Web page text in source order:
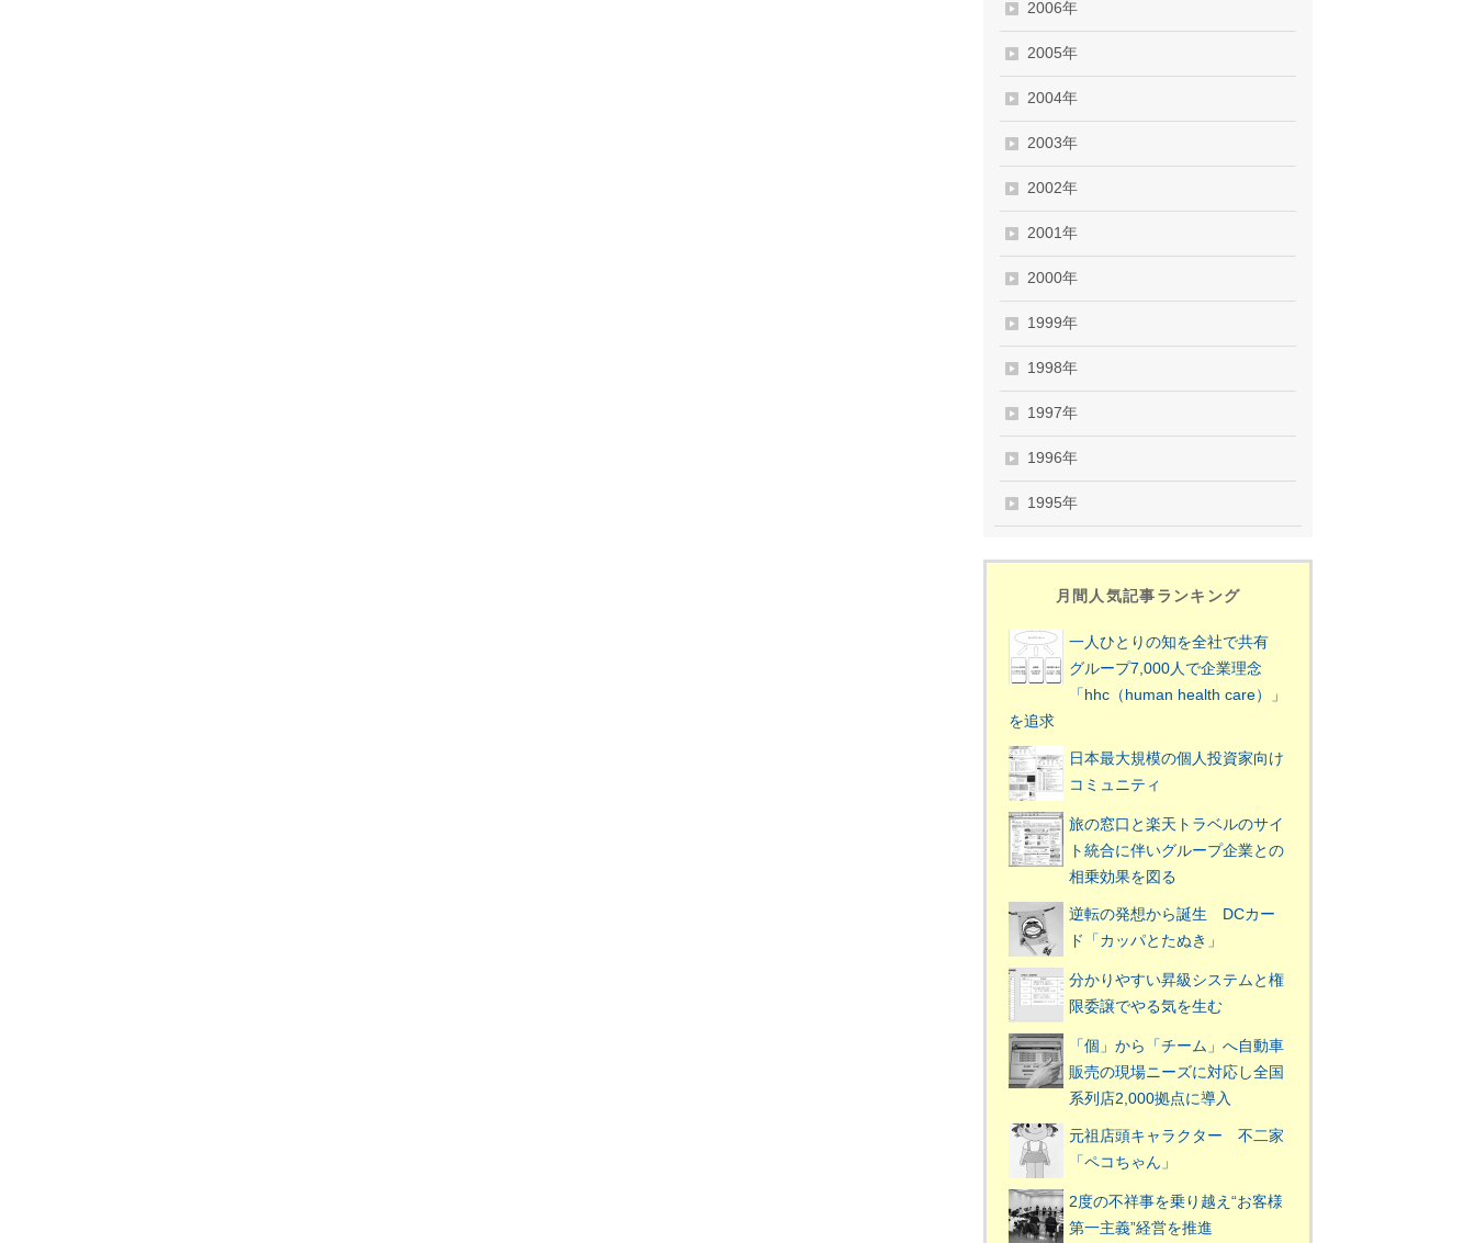
2006年
2005年
2004年
2003年
2002年
2001年
2000年
1999年
1998年
1997年
1996年
1995年
月間人気記事ランキング
一人ひとりの知を全社で共有
グループ7,000人で企業理念
「hhc（human health care）」
を追求
日本最大規模の個人投資家向け
コミュニティ
旅の窓口と楽天トラベルのサイ
ト統合に伴いグループ企業との
相乗効果を図る
逆転の発想から誕生 DCカー
ド「カッパとたぬき」
分かりやすい昇級システムと権
限委譲でやる気を生む
「個」から「チーム」へ自動車
販売の現場ニーズに対応し全国
系列店2,000拠点に導入
元祖店頭キャラクター 不二家
「ペコちゃん」
2度の不祥事を乗り越え“お客様
第一主義”経営を推進